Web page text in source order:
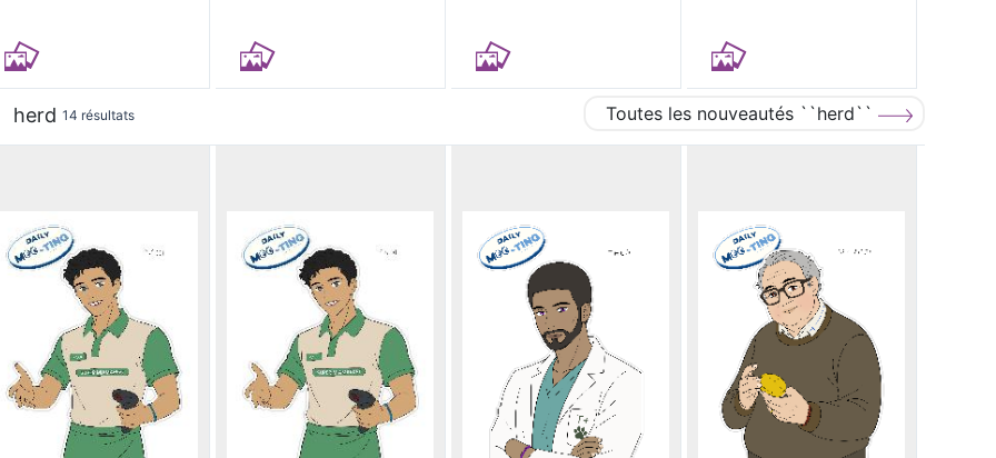
herd 14 résultats Toutes les nouveautés ``herd``